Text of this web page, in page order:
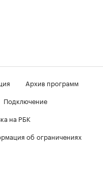
Архив программ
Подключение
на РБК
об ограничениях